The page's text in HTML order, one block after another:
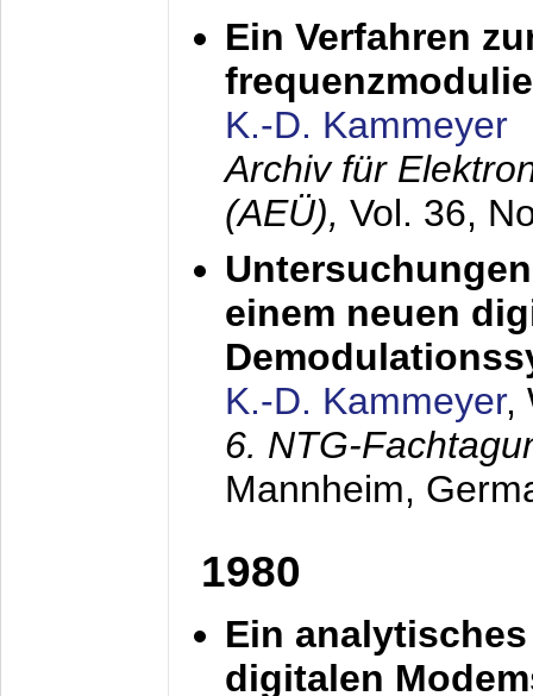
Ein Verfahren
K.-D. Kammeyer
Archiv für
(AEÜ), Vol. 36,
einem neuen
K.-D. Kammeyer,
6. NTG-
Mannheim,
1980
Ein
digitalen